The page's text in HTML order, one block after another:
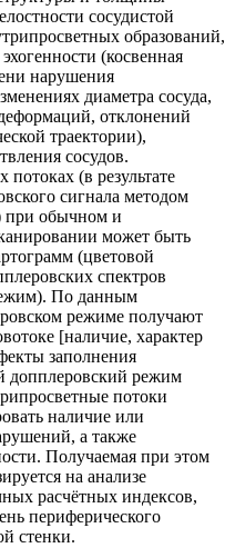
сосудистой
образований,
(косвенная
нарушения
диаметра сосуда,
отклонений
траектории),
сосудов.
(в результате
сигнала методом
при обычном и
может быть
(цветовой
спектров
По данным
режиме получают
[наличие, характер
заполнения
допплеровский режим
потоки
наличие или
а также
Получаемая при этом
на анализе
расчётных индексов,
периферического
стенки.